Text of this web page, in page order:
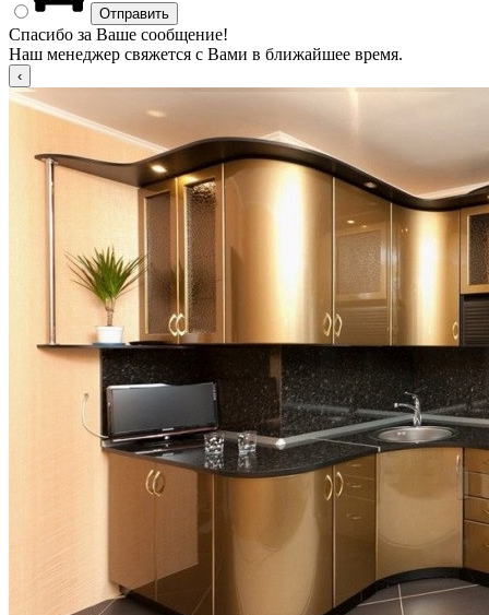
Спасибо за Ваше сообщение!
Наш менеджер свяжется с Вами в ближайшее время.